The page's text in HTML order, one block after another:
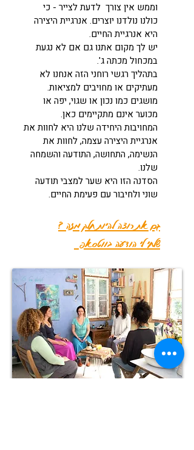
וממש אין צורך לדעת לצייר - כי
כולנו נולדנו יוצרים. אנרגיית היצירה
היא אנרגיית החיים.
יש לך מקום אתנו גם אם לא נגעת
במכחול מכתה ג'.
בתהליך רגשי רוחני הזה אנחנו לא
מעתיקים או מחויבים למציאות.
מושגים כמו נכון או שגוי, יפה או
מכוער אינם מתקיימים כאן.
המחויבות היחידה שלנו היא לחוות את
אנרגיית היצירה עצמה, לחוות את
הנשימה, התחושה, התודעה והשמחה
שלנו.
הסדנה הזו היא שער למצבי תודעה
שוני ולחיבור עם פעימת החיים.
גם את רוצה להיות חלק מזה ?
שלחי לי הודעה בווטסאפ